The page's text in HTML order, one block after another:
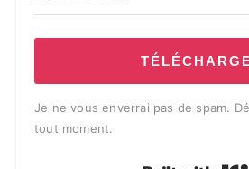
Je ne vous enverrai pas de spam.
tout moment.